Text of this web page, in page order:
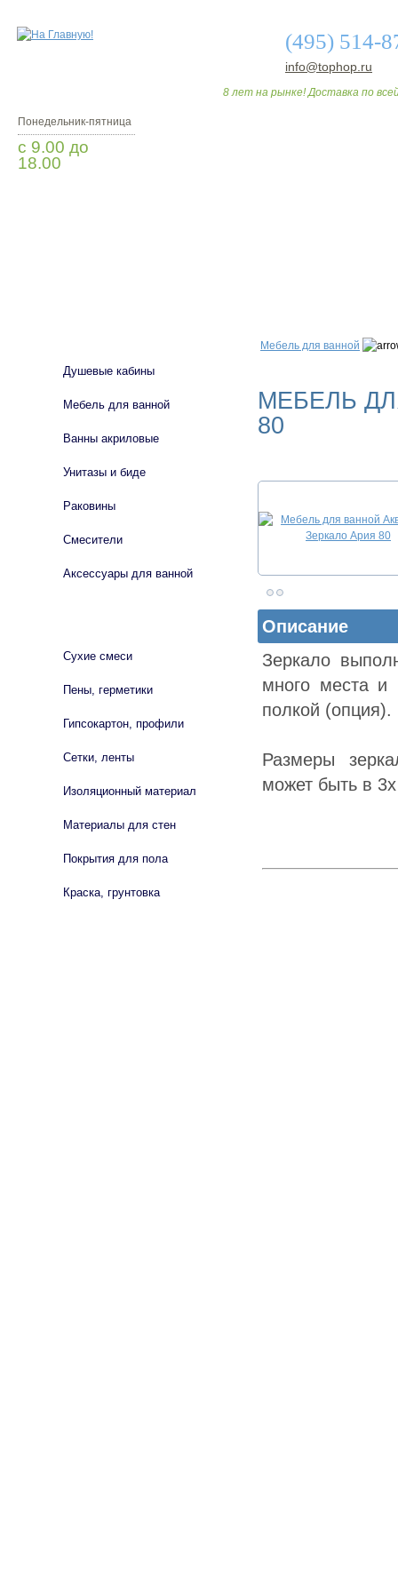
(495) 514-
info@tophop.ru
8 лет на рынке! Доставка по
Понедельник-пятница
с 9.00 до
18.00
Мебель для ванной
МЕБЕЛЬ
80
Описание
Зеркало
много места и
полкой (опция).
Размеры
может быть в
Душевые кабины
Мебель для ванной
Ванны акриловые
Унитазы и биде
Раковины
Смесители
Аксессуары для ванной
Сухие смеси
Пены, герметики
Гипсокартон, профили
Сетки, ленты
Изоляционный материал
Материалы для стен
Покрытия для пола
Краска, грунтовка